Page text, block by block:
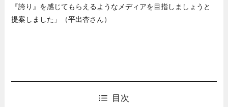
『誇り』を感じてもらえるようなメディアを目指しましょうと
提案しました」（平出杏さん）
目次